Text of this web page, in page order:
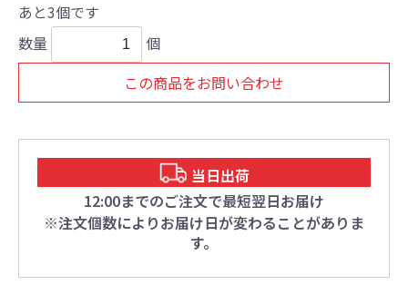
あと3個です
数量
個
この商品をお問い合わせ
当日出荷
12:00までのご注文で最短翌日お届け
※注文個数によりお届け日が変わることがありま
す。